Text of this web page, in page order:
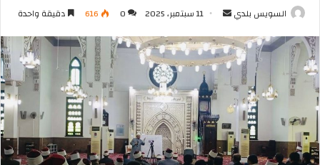
السويس بلدي
أرسل
إلكترونيا
11 سبتمبر، 2025 0
616 دقيقة واحدة